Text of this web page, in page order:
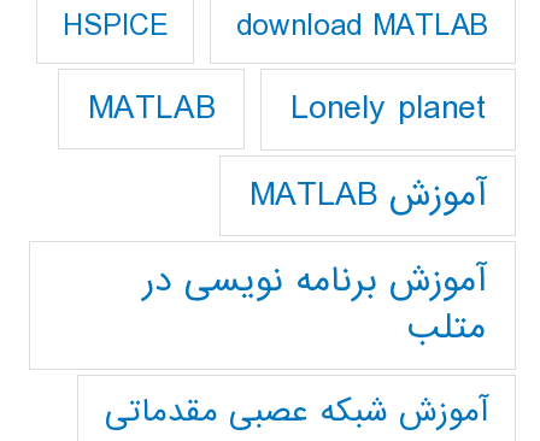
download MATLAB
HSPICE
Lonely planet
MATLAB
آموزش MATLAB
آموزش برنامه نویسی در
متلب
آموزش شبکه عصبی مقدماتی